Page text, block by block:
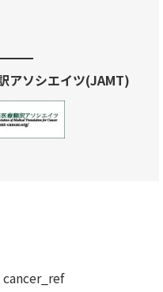
アソシエイツ(JAMT)